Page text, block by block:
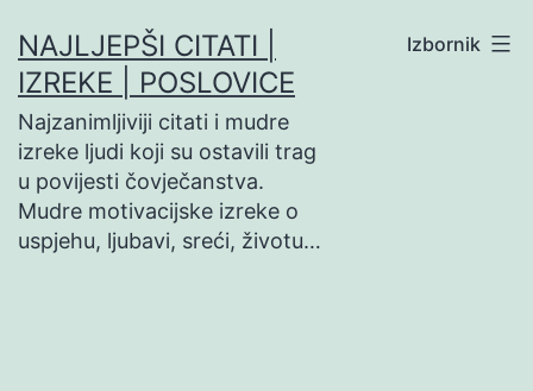
na
sadržaj
NAJLJEPŠI CITATI |
IZREKE | POSLOVICE
Najzanimljiviji citati i mudre
izreke ljudi koji su ostavili trag
u povijesti čovječanstva.
Mudre motivacijske izreke o
uspjehu, ljubavi, sreći, životu…
Izbornik